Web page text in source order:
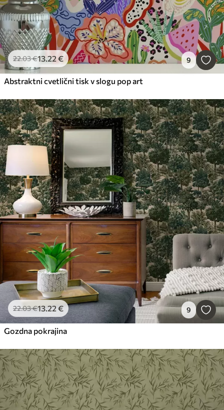
22.03€13.22€ 9
Abstraktni cvetlični tisk v slogu pop art
22.03€13.22 € 9
Gozdna pokrajina